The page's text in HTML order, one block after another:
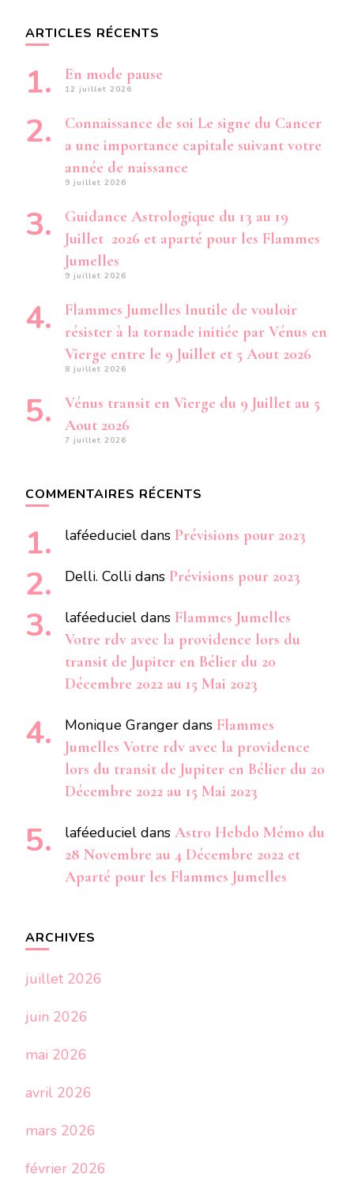
ARTICLES RÉCENTS
En mode pause
12 juillet 2026
Connaissance de soi Le signe du Cancer
a une importance capitale suivant votre
année de naissance
9 juillet 2026
Guidance Astrologique du 13 au 19
Juillet 2026 et aparté pour les Flammes
Jumelles
9 juillet 2026
Flammes Jumelles Inutile de vouloir
résister à la tornade initiée par Vénus en
Vierge entre le 9 Juillet et 5 Aout 2026
8 juillet 2026
Vénus transit en Vierge du 9 Juillet au 5
Aout 2026
7 juillet 2026
COMMENTAIRES RÉCENTS
laféeduciel dans Prévisions pour 2023
Delli. Colli dans Prévisions pour 2023
laféeduciel dans Flammes Jumelles
Votre rdv avec la providence lors du
transit de Jupiter en Bélier du 20
Décembre 2022 au 15 Mai 2023
Monique Granger dans Flammes
Jumelles Votre rdv avec la providence
lors du transit de Jupiter en Bélier du 20
Décembre 2022 au 15 Mai 2023
laféeduciel dans Astro Hebdo Mémo du
28 Novembre au 4 Décembre 2022 et
Aparté pour les Flammes Jumelles
ARCHIVES
juillet 2026
juin 2026
mai 2026
avril 2026
mars 2026
février 2026